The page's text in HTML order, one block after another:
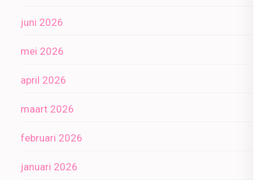
juni 2026
mei 2026
april 2026
maart 2026
februari 2026
januari 2026